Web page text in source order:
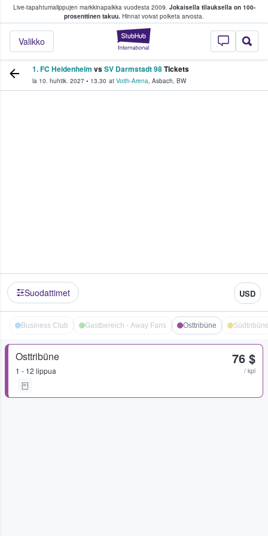
Live-tapahtumalippujen markkinapaikka vuodesta 2009. Jokaisella tilauksella on 100-
prosenttinen takuu. Hinnat voivat poiketa arvosta.
StubHub -
Valikko
fanit ostavat ja myyvät lippuja
1. FC Heidenheim vsSV Darmstadt 98Tickets
la 10. huhtik. 2027 • 13.30 at Voith-Arena, Asbach, BW
Suodattimet USD
Business Club Gastbereich - Away Fans Osttribüne
Osttribüne
1 - 12 lippua
76 $
/ kpl